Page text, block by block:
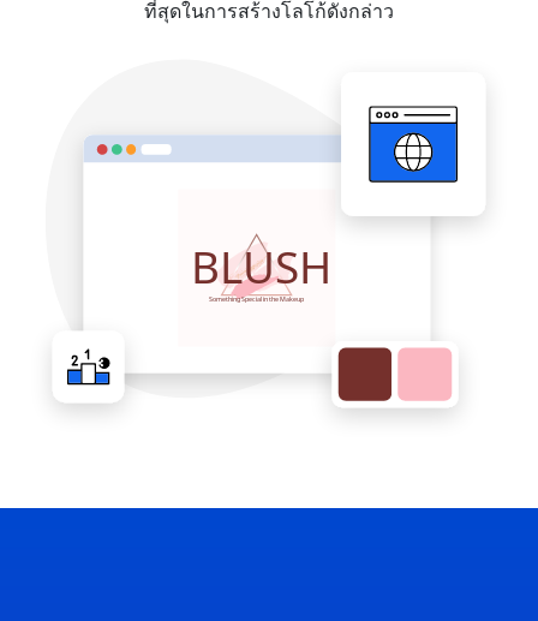
ที่สุดในการสร้างโลโก้ดังกล่าว